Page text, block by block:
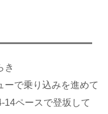
き
ーで乗り込みを進めて
14ペースで登坂して